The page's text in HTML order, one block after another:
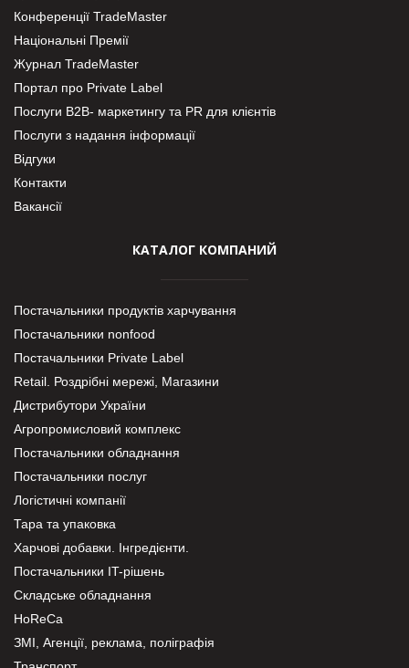
Конференції TradeMaster
Національні Премії
Журнал TradeMaster
Портал про Private Label
Послуги В2В- маркетингу та PR для клієнтів
Послуги з надання інформації
Відгуки
Контакти
Вакансії
КАТАЛОГ КОМПАНИЙ
Постачальники продуктів харчування
Постачальники nonfood
Постачальники Private Label
Retail. Роздрібні мережі, Магазини
Дистрибутори України
Агропромисловий комплекс
Постачальники обладнання
Постачальники послуг
Логістичні компанії
Тара та упаковка
Харчові добавки. Інгредієнти.
Постачальники IT-рішень
Складське обладнання
HoReCa
ЗМІ, Агенції, реклама, поліграфія